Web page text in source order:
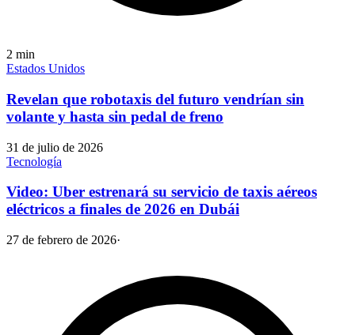
2 min
Estados Unidos
Revelan que robotaxis del futuro vendrían sin
volante y hasta sin pedal de freno
31 de julio de 2026
Tecnología
Video: Uber estrenará su servicio de taxis aéreos
eléctricos a finales de 2026 en Dubái
27 de febrero de 2026·